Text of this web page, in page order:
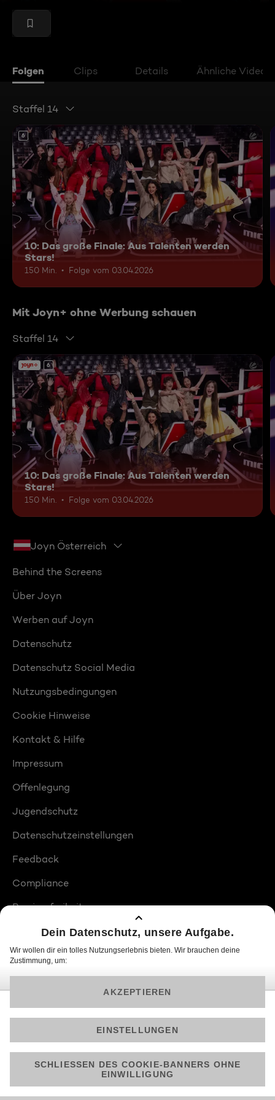
Folgen Clips Details Ähnliche Videos
Staffel 14
6
10: Das große Finale: Aus Talenten werden
Stars!
150 Min. Folge vom 03.04.2026
Mit Joyn+ ohne Werbung schauen
Staffel 14
6
10: Das große Finale: Aus Talenten werden
Stars!
150 Min. Folge vom 03.04.2026
Joyn Österreich
Behind the Screens
Über Joyn
Werben auf Joyn
Datenschutz
Datenschutz Social Media
Nutzungsbedingungen
Cookie Hinweise
Kontakt & Hilfe
Impressum
Offenlegung
Jugendschutz
Datenschutzeinstellungen
Feedback
Compliance
Barrierefreiheit
Produktplatzierungen